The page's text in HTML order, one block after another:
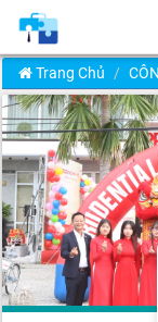
Trang Chủ